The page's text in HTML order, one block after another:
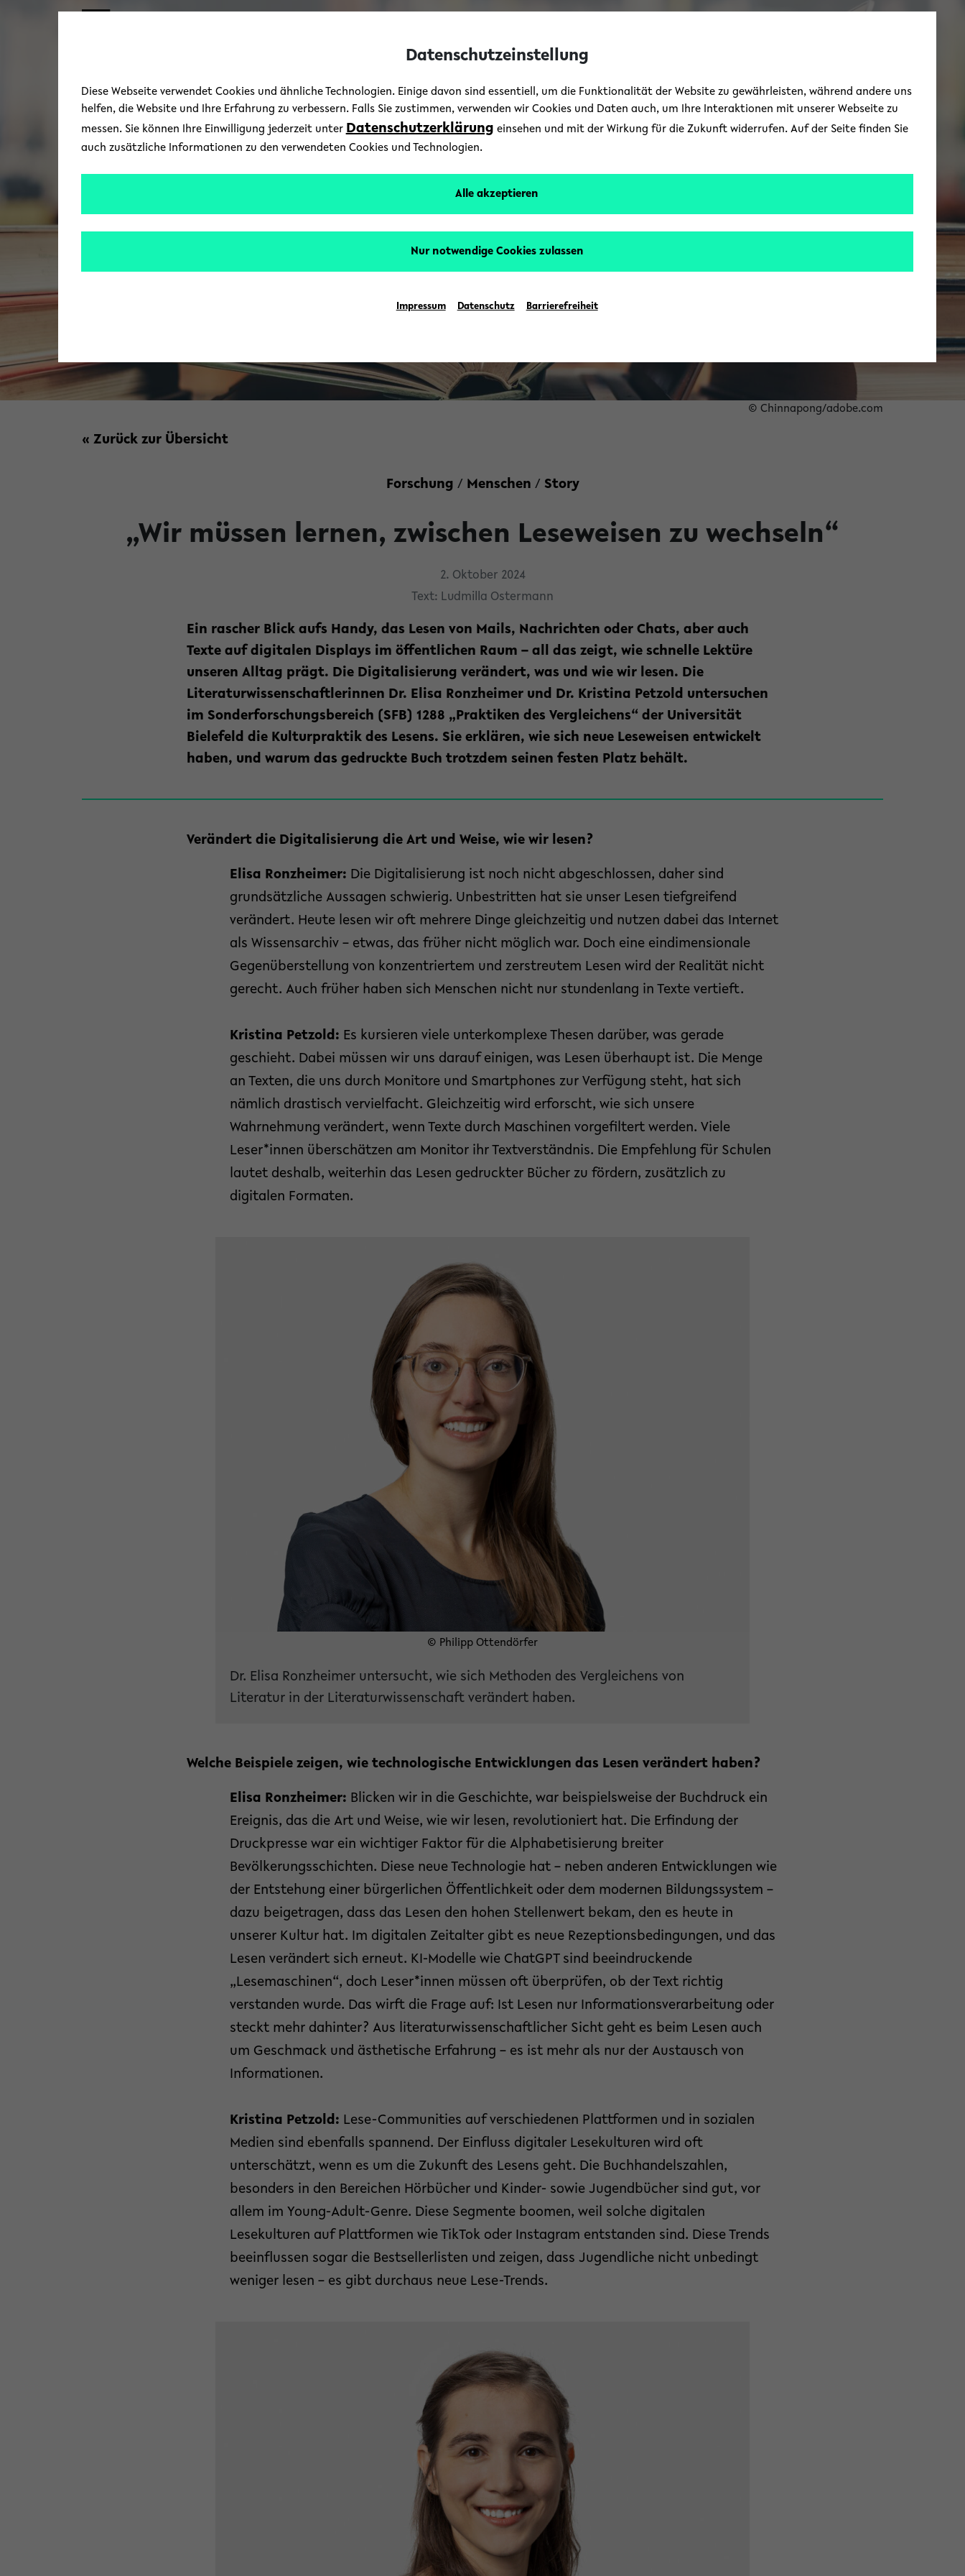
Skip to main content
© Chinnapong/adobe.com
« Zurück zur Übersicht
Forschung / Menschen / Story
„Wir müssen lernen, zwischen Leseweisen zu wechseln“
2. Oktober 2024
Text: Ludmilla Ostermann
Ein rascher Blick aufs Handy, das Lesen von Mails, Nachrichten oder Chats, aber auch
Texte auf digitalen Displays im öffentlichen Raum – all das zeigt, wie schnelle Lektüre
unseren Alltag prägt. Die Digitalisierung verändert, was und wie wir lesen. Die
Literaturwissenschaftlerinnen Dr. Elisa Ronzheimer und Dr. Kristina Petzold untersuchen
im Sonderforschungsbereich (SFB) 1288 „Praktiken des Vergleichens“ der Universität
Bielefeld die Kulturpraktik des Lesens. Sie erklären, wie sich neue Leseweisen entwickelt
haben, und warum das gedruckte Buch trotzdem seinen festen Platz behält.
Verändert die Digitalisierung die Art und Weise, wie wir lesen?
Elisa Ronzheimer: Die Digitalisierung ist noch nicht abgeschlossen, daher sind
grundsätzliche Aussagen schwierig. Unbestritten hat sie unser Lesen tiefgreifend
verändert. Heute lesen wir oft mehrere Dinge gleichzeitig und nutzen dabei das Internet
als Wissensarchiv – etwas, das früher nicht möglich war. Doch eine eindimensionale
Gegenüberstellung von konzentriertem und zerstreutem Lesen wird der Realität nicht
gerecht. Auch früher haben sich Menschen nicht nur stundenlang in Texte vertieft.
Kristina Petzold: Es kursieren viele unterkomplexe Thesen darüber, was gerade
geschieht. Dabei müssen wir uns darauf einigen, was Lesen überhaupt ist. Die Menge
an Texten, die uns durch Monitore und Smartphones zur Verfügung steht, hat sich
nämlich drastisch vervielfacht. Gleichzeitig wird erforscht, wie sich unsere
Wahrnehmung verändert, wenn Texte durch Maschinen vorgefiltert werden. Viele
Leser*innen überschätzen am Monitor ihr Textverständnis. Die Empfehlung für Schulen
lautet deshalb, weiterhin das Lesen gedruckter Bücher zu fördern, zusätzlich zu
digitalen Formaten.
© Philipp Ottendörfer
Dr. Elisa Ronzheimer untersucht, wie sich Methoden des Vergleichens von
Literatur in der Literaturwissenschaft verändert haben.
Welche Beispiele zeigen, wie technologische Entwicklungen das Lesen verändert haben?
Elisa Ronzheimer: Blicken wir in die Geschichte, war beispielsweise der Buchdruck ein
Ereignis, das die Art und Weise, wie wir lesen, revolutioniert hat. Die Erfindung der
Druckpresse war ein wichtiger Faktor für die Alphabetisierung breiter
Bevölkerungsschichten. Diese neue Technologie hat – neben anderen Entwicklungen wie
der Entstehung einer bürgerlichen Öffentlichkeit oder dem modernen Bildungssystem –
dazu beigetragen, dass das Lesen den hohen Stellenwert bekam, den es heute in
unserer Kultur hat. Im digitalen Zeitalter gibt es neue Rezeptionsbedingungen, und das
Lesen verändert sich erneut. KI-Modelle wie ChatGPT sind beeindruckende
„Lesemaschinen“, doch Leser*innen müssen oft überprüfen, ob der Text richtig
verstanden wurde. Das wirft die Frage auf: Ist Lesen nur Informationsverarbeitung oder
steckt mehr dahinter? Aus literaturwissenschaftlicher Sicht geht es beim Lesen auch
um Geschmack und ästhetische Erfahrung – es ist mehr als nur der Austausch von
Informationen.
Kristina Petzold: Lese-Communities auf verschiedenen Plattformen und in sozialen
Medien sind ebenfalls spannend. Der Einfluss digitaler Lesekulturen wird oft
unterschätzt, wenn es um die Zukunft des Lesens geht. Die Buchhandelszahlen,
besonders in den Bereichen Hörbücher und Kinder- sowie Jugendbücher sind gut, vor
allem im Young-Adult-Genre. Diese Segmente boomen, weil solche digitalen
Lesekulturen auf Plattformen wie TikTok oder Instagram entstanden sind. Diese Trends
beeinflussen sogar die Bestsellerlisten und zeigen, dass Jugendliche nicht unbedingt
weniger lesen – es gibt durchaus neue Lese-Trends.
Datenschutzeinstellung
Diese Webseite verwendet Cookies und ähnliche Technologien. Einige davon sind essentiell, um die Funktionalität der Website zu gewährleisten, während andere uns
helfen, die Website und Ihre Erfahrung zu verbessern. Falls Sie zustimmen, verwenden wir Cookies und Daten auch, um Ihre Interaktionen mit unserer Webseite zu
messen. Sie können Ihre Einwilligung jederzeit unter Datenschutzerklärung einsehen und mit der Wirkung für die Zukunft widerrufen. Auf der Seite finden Sie
auch zusätzliche Informationen zu den verwendeten Cookies und Technologien.
Alle akzeptieren
Nur notwendige Cookies zulassen
Impressum Datenschutz Barrierefreiheit